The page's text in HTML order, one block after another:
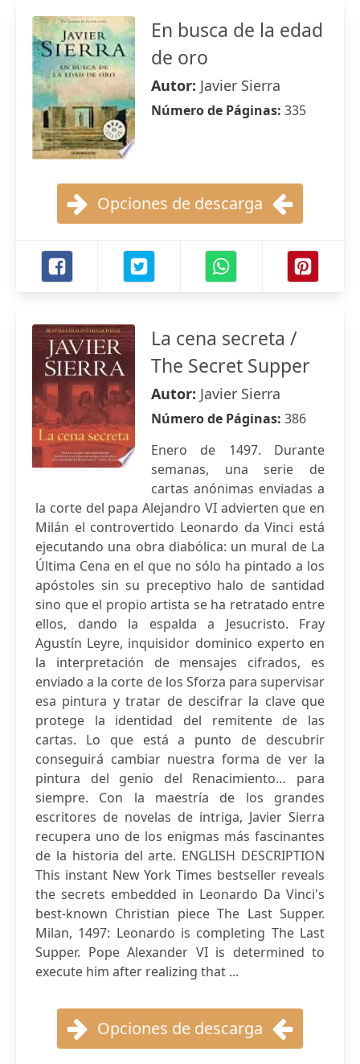
En busca de la edad
de oro
Autor: Javier Sierra
Número de Páginas: 335
Opciones de descarga
La cena secreta /
The Secret Supper
Autor: Javier Sierra
Número de Páginas: 386
Enero de 1497. Durante
semanas, una serie de
cartas anónimas enviadas a
la corte del papa Alejandro VI advierten que en
Milán el controvertido Leonardo da Vinci está
ejecutando una obra diabólica: un mural de La
Última Cena en el que no sólo ha pintado a los
apóstoles sin su preceptivo halo de santidad
sino que el propio artista se ha retratado entre
ellos, dando la espalda a Jesucristo. Fray
Agustín Leyre, inquisidor dominico experto en
la inter­pretación de mensajes cifrados, es
enviado a la corte de los Sforza para supervisar
esa pintura y tratar de desci­frar la clave que
protege la identidad del remitente de las
cartas. Lo que está a punto de descubrir
conseguirá cambiar nuestra forma de ver la
pintura del genio del Renacimiento… para
siempre. Con la maestría de los grandes
escritores de novelas de intriga, Javier Sierra
recupera uno de los enigmas más fascinantes
de la historia del arte. ENGLISH DESCRIPTION
This instant New York Times bestseller reveals
the secrets embedded in Leonardo Da Vinci's
best-known Christian piece The Last Supper.
Milan, 1497: Leonardo is completing The Last
Supper. Pope Alexander VI is determined to
execute him after realizing that ...
Opciones de descarga